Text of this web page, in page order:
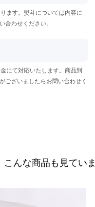
ます。熨斗については内容に
合わせください。
にて対応いたします。商品到
ございましたらお問い合わせく
こんな商品も見てい